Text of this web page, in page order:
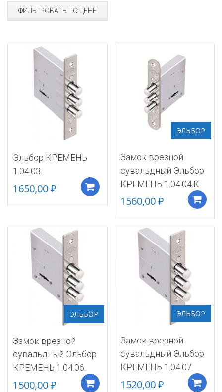
ФИЛЬТРОВАТЬ ПО ЦЕНЕ
Эльбор КРЕМЕНЬ
1.04.03.
1650,00₽ Добавить в корзину
ЭЛЬБОР
Замок врезной
сувальдный Эльбор
КРЕМЕНЬ 1.04.04.К
1560,00₽
ЭЛЬБОР
Замок врезной
сувальдный Эльбор
КРЕМЕНЬ 1.04.06.
1500,00₽ Добавить в корзину
ЭЛЬБОР
Замок врезной
сувальдный Эльбор
КРЕМЕНЬ 1.04.07.
1520,00₽